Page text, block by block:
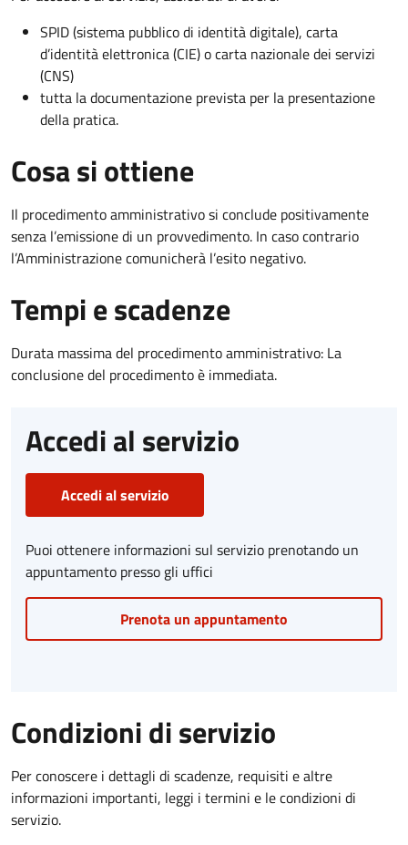
SPID (sistema pubblico di identità digitale), carta
d’identità elettronica (CIE) o carta nazionale dei servizi
(CNS)
tutta la documentazione prevista per la presentazione
della pratica.
Cosa si ottiene
Il procedimento amministrativo si conclude positivamente
senza l’emissione di un provvedimento. In caso contrario
l’Amministrazione comunicherà l’esito negativo.
Tempi e scadenze
Durata massima del procedimento amministrativo: La
conclusione del procedimento è immediata.
Accedi al servizio
Accedi al servizio
Puoi ottenere informazioni sul servizio prenotando un
appuntamento presso gli uffici
Prenota un appuntamento
Condizioni di servizio
Per conoscere i dettagli di scadenze, requisiti e altre
informazioni importanti, leggi i termini e le condizioni di
servizio.